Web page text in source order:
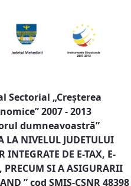
Sectorial „Creşterea
2007 - 2013
dumneavoastră”
LA NIVELUL JUDETULUI
INTEGRATE DE E-TAX, E-
PRECUM SI A ASIGURARII
” cod SMIS-CSNR 48398